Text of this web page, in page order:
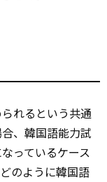
れるという共通
、韓国語能力試
っているケース
のように韓国語